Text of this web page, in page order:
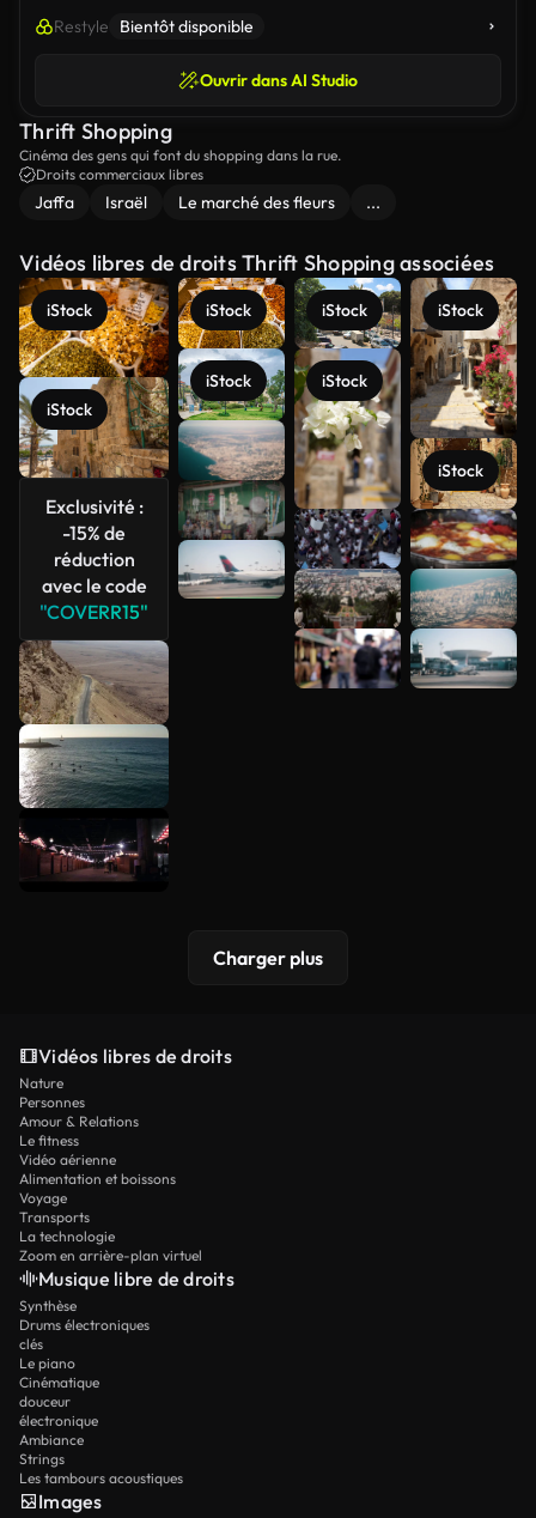
Restyle Bientôt disponible
Ouvrir dans AI Studio
Thrift Shopping
Cinéma des gens qui font du shopping dans la rue.
Droits commerciaux libres
Jaffa Israël Le marché des fleurs ...
Vidéos libres de droits Thrift Shopping associées
iStock
iStock
Exclusivité :
-15% de
réduction
avec le code
"COVERR15"
iStock
iStock
iStock
iStock
iStock
iStock
Voir plus
Charger plus
Vidéos libres de droits
Nature
Personnes
Amour & Relations
Le fitness
Vidéo aérienne
Alimentation et boissons
Voyage
Transports
La technologie
Zoom en arrière-plan virtuel
Musique libre de droits
Synthèse
Drums électroniques
clés
Le piano
Cinématique
douceur
électronique
Ambiance
Strings
Les tambours acoustiques
Images